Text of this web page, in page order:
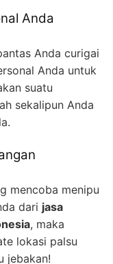
Anda
Anda curigai
Anda untuk
suatu
sekalipun Anda
mencoba menipu
dari jasa
, maka
lokasi palsu
jebakan!